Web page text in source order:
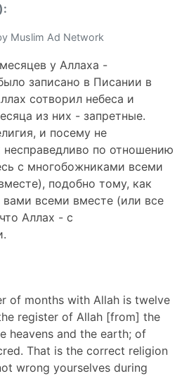
Muslim Ad Network
у Аллаха -
записано в Писании в
сотворил небеса и
из них - запретные.
и посему не
несправедливо по отношению
с многобожниками всеми
подобно тому, как
всеми вместе (или все
Аллах - с
of months with Allah is twelve
register of Allah [from] the
heavens and the earth; of
That is the correct religion
wrong yourselves during